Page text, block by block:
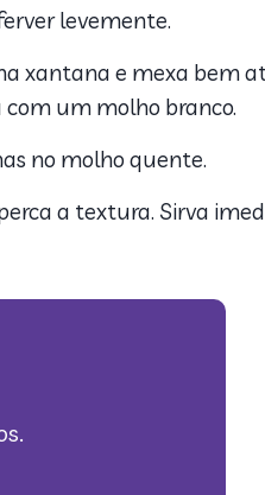
levemente.
xantana e mexa bem
um molho branco.
no molho quente.
a textura. Sirva